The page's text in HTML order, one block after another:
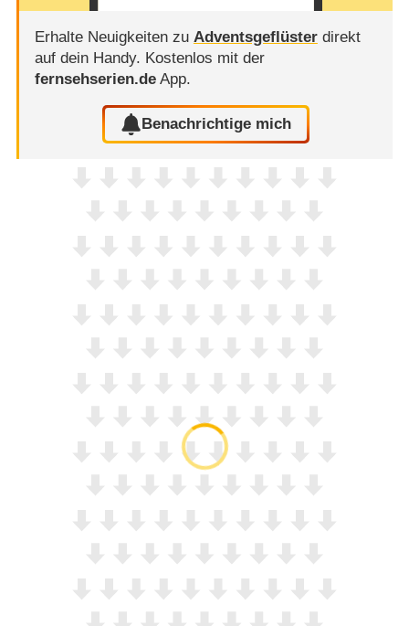
Erhalte Neuigkeiten zu Adventsgeflüsterdirekt
auf dein Handy. Kostenlos mit der
fernsehserien.deApp.
Benachrichtige mich